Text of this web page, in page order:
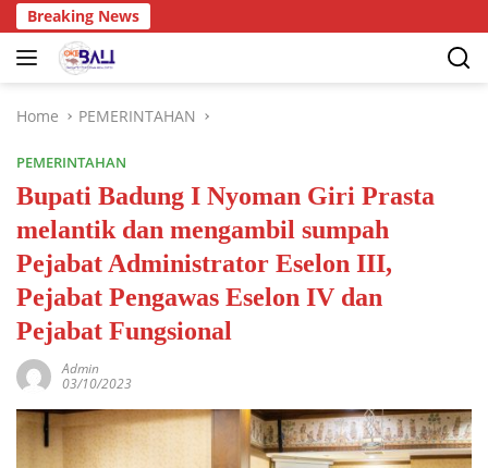
Breaking News
Home PEMERINTAHAN
PEMERINTAHAN
Bupati Badung I Nyoman Giri Prasta
melantik dan mengambil sumpah
Pejabat Administrator Eselon III,
Pejabat Pengawas Eselon IV dan
Pejabat Fungsional
Admin
03/10/2023